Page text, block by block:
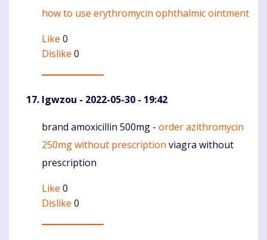
Komentaras
how to use erythromycin ophthalmic ointment
Like 0
Dislike 0
Igwzou - 2022-05-30 - 19:42
Komentaras
brand amoxicillin 500mg - order azithromycin
250mg without prescription viagra without
prescription
Like 0
Dislike 0